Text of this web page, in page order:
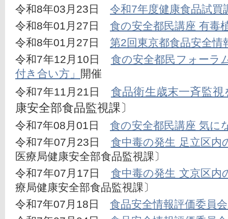
令和8年03月23日 令和7年度健康食品試買
令和8年01月27日 食の安全都民講座 有毒
令和8年01月27日 第2回東京都食品安全情
令和7年12月10日 食の安全都民フォーラ
付き合い方」 開催
令和7年11月21日 食品衛生歳末一斉監視
康安全部食品監視課〕
令和7年08月01日 食の安全都民講座 気に
令和7年07月23日 食中毒の発生 足立区内
医療局健康安全部食品監視課〕
令和7年07月17日 食中毒の発生 文京区内
療局健康安全部食品監視課〕
令和7年07月18日 食品安全情報評価委員